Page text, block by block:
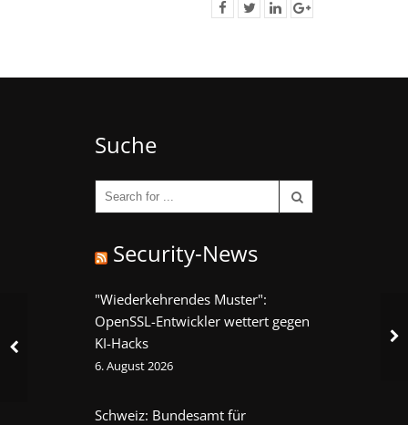
Suche
Security-News
"Wiederkehrendes Muster":
OpenSSL-Entwickler wettert gegen
KI-Hacks
6. August 2026
Schweiz: Bundesamt für